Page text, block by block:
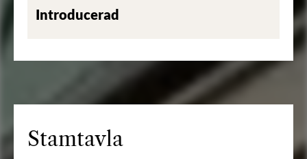
Introducerad
Stamtavla